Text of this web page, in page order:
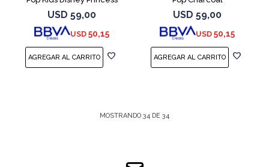
USD 59,00
USD 50,15
USD 59,00
USD 50,15
MOSTRANDO 34 DE 34